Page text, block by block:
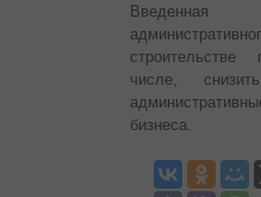
числе,
бизнеса.